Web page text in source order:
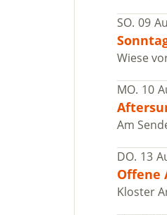
SO. 09
Wiese
MO. 10
Am
DO. 13
Offene
Kloster